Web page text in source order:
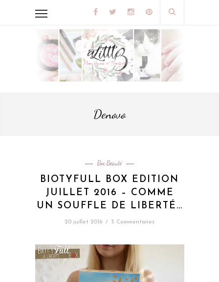
Denovo
Box Beauté
BIOTYFULL BOX EDITION
JUILLET 2016 – COMME
UN SOUFFLE DE LIBERTÉ…
20 juillet 2016 / 5 Commentaires